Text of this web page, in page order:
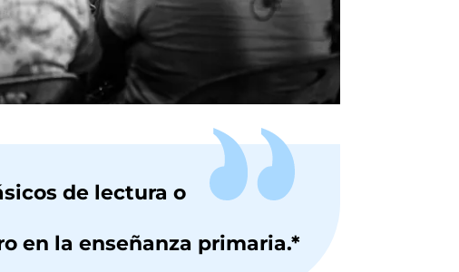
de lectura o
en la enseñanza primaria.*